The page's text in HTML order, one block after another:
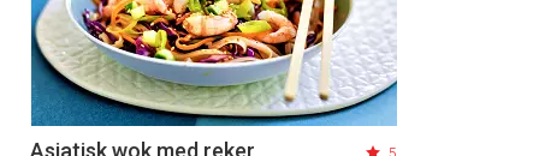
Asiatisk wok med reker